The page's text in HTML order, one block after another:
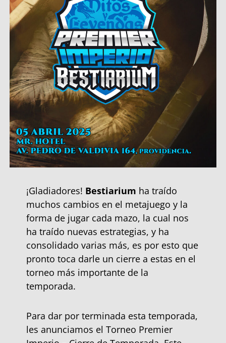
¡Gladiadores! Bestiarium ha traído
muchos cambios en el metajuego y la
forma de jugar cada mazo, la cual nos
ha traído nuevas estrategias, y ha
consolidado varias más, es por esto que
pronto toca darle un cierre a estas en el
torneo más importante de la
temporada.
Para dar por terminada esta temporada,
les anunciamos el Torneo Premier